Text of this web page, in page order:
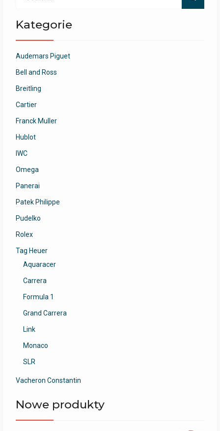
Kategorie
Audemars Piguet
Bell and Ross
Breitling
Cartier
Franck Muller
Hublot
IWC
Omega
Panerai
Patek Philippe
Pudelko
Rolex
Tag Heuer
Aquaracer
Carrera
Formula 1
Grand Carrera
Link
Monaco
SLR
Vacheron Constantin
Nowe produkty